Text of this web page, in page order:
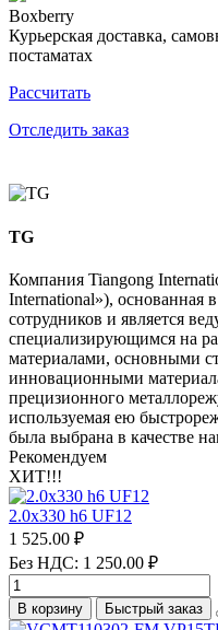
Boxberry
Курьерская доставка,
постаматах
Рассчитать
Отследить заказ
TG
Компания Tiangong
International»), основанная
сотрудников и является
специализирующимся на
материалами, основными
инновационными
прецизионного
используемая ею
была выбрана в качестве
Рекомендуем
ХИТ!!!
2.0х330 h6 UF12
1 525.00 ₽
Без НДС: 1 250.00 ₽
В корзину Быстрый заказ